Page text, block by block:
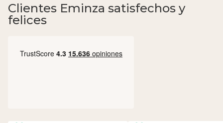
Clientes Eminza satisfechos y
felices